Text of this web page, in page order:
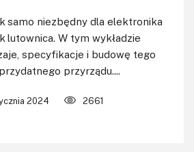
samo niezbędny dla elektronika
lutownica. W tym wykładzie
specyfikacje i budowę tego
przyrządu....
2024 2661